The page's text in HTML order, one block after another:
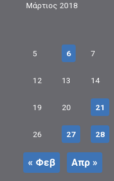
Μάρτιος 2018
5 6 7
12 13 14
19 20 21
26 27 28
« Φεβ Απρ »